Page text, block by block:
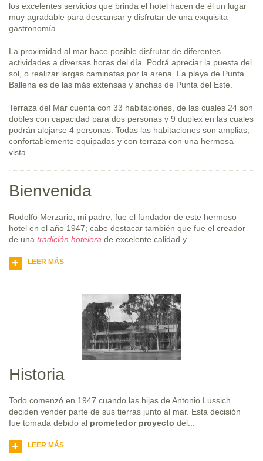
los excelentes servicios que brinda el hotel hacen de él un lugar
muy agradable para descansar y disfrutar de una exquisita
gastronomía.
La proximidad al mar hace posible disfrutar de diferentes
actividades a diversas horas del día. Podrá apreciar la puesta del
sol, o realizar largas caminatas por la arena. La playa de Punta
Ballena es de las más extensas y anchas de Punta del Este.
Terraza del Mar cuenta con 33 habitaciones, de las cuales 24 son
dobles con capacidad para dos personas y 9 duplex en las cuales
podrán alojarse 4 personas. Todas las habitaciones son amplias,
confortablemente equipadas y con terraza con una hermosa
vista.
Bienvenida
Rodolfo Merzario, mi padre, fue el fundador de este hermoso
hotel en el año 1947; cabe destacar también que fue el creador
de una tradición hotelera de excelente calidad y...
LEER MÁS
Historia
Todo comenzó en 1947 cuando las hijas de Antonio Lussich
deciden vender parte de sus tierras junto al mar. Esta decisión
fue tomada debido al prometedor proyecto del...
LEER MÁS